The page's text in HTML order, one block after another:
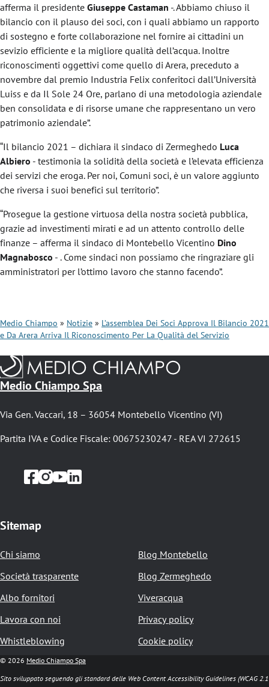
afferma il presidente Giuseppe Castaman -. Abbiamo chiuso il
bilancio con il plauso dei soci, con i quali abbiamo un rapporto
di sostegno e forte collaborazione nel fornire ai cittadini un
sevizio efficiente e la migliore qualità dell’acqua. Inoltre
riconoscimenti oggettivi come quello di Arera, preceduto a
novembre dal premio Industria Felix conferitoci dall’Università
Luiss e da Il Sole 24 Ore, parlano di una metodologia aziendale
ben consolidata e di risorse umane che rappresentano un vero
patrimonio aziendale”.
“Il bilancio 2021 – dichiara il sindaco di Zermeghedo Luca
Albiero - testimonia la solidità della società e l’elevata efficienza
dei servizi che eroga. Per noi, Comuni soci, è un valore aggiunto
che riversa i suoi benefici sul territorio”.
“Prosegue la gestione virtuosa della nostra società pubblica,
grazie ad investimenti mirati e ad un attento controllo delle
finanze – afferma il sindaco di Montebello Vicentino Dino
Magnabosco - . Come sindaci non possiamo che ringraziare gli
amministratori per l’ottimo lavoro che stanno facendo”.
B
r
i
i
o
i
p
a
n
e
Medio Chiampo Notizie
L’assemblea Dei Soci Approva Il Bilancio 2021
e Da Arera Arriva Il Riconoscimento Per La Qualità del Servizio
Medio Chiampo Spa
Via Gen. Vaccari, 18 – 36054 Montebello Vicentino (VI)
Partita IVA e Codice Fiscale: 00675230247 - REA VI 272615
Sitemap
Chi siamo
Società trasparente
Albo fornitori
Lavora con noi
Whistleblowing
Blog Montebello
Blog Zermeghedo
Viveracqua
Privacy policy
Cookie policy
© 2026 Medio Chiampo Spa
Sito sviluppato seguendo gli standard delle Web Content Accessibility Guidelines (WCAG 2.1